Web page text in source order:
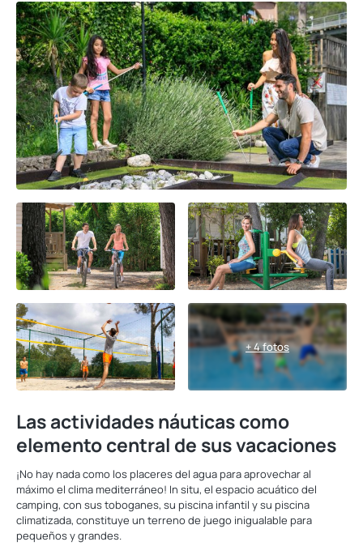
+ 4 fotos
Las actividades náuticas como
elemento central de sus vacaciones
¡No hay nada como los placeres del agua para aprovechar al
máximo el clima mediterráneo! In situ, el espacio acuático del
camping, con sus toboganes, su piscina infantil y su piscina
climatizada, constituye un terreno de juego inigualable para
pequeños y grandes.